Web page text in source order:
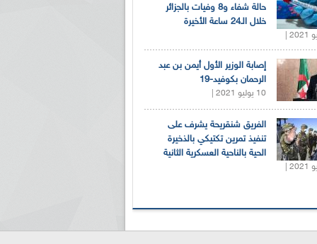
حالة شفاء و8 وفيات بالجزائر
خلال الـ24 ساعة الأخيرة
إصابة الوزير الأول أيمن بن عبد
الرحمان بكوفيد-19
10 يوليو 2021 |
الفريق شنقريحة يشرف على
تنفيذ تمرين تكتيكي بالذخيرة
الحية بالناحية العسكرية الثانية